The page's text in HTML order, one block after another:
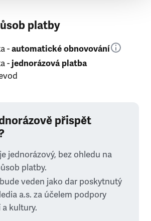
platby
-automatické obnovování
-jednorázová platba
přispět
jednorázový, bez ohledu na
platby.
veden jako dar poskytnutý
a.s. za účelem podpory
a kultury.